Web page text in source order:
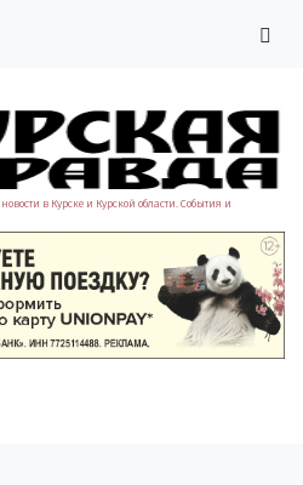
в Курске и Курской области. События и